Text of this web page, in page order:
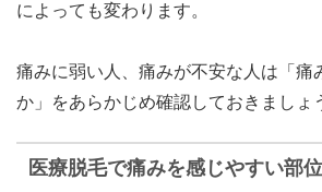
によっても変わります。
痛みに弱い人、痛みが不安な人は「痛
か」をあらかじめ確認しておきましょ
医療脱毛で痛みを感じやすい部位